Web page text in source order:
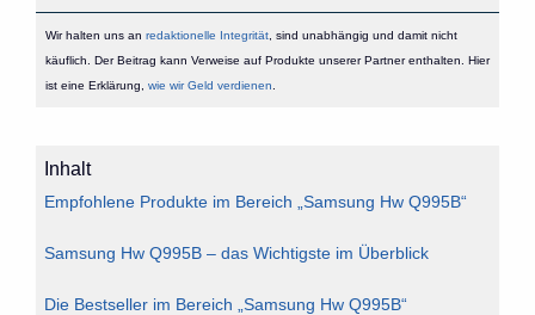
Wir halten uns an redaktionelle Integrität, sind unabhängig und damit nicht
käuflich. Der Beitrag kann Verweise auf Produkte unserer Partner enthalten. Hier
ist eine Erklärung, wie wir Geld verdienen
Inhalt
Empfohlene Produkte im Bereich „Samsung Hw Q995B“
Samsung Hw Q995B – das Wichtigste im Überblick
Die Bestseller im Bereich „Samsung Hw Q995B“